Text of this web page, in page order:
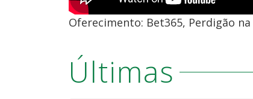
Oferecimento: Bet365, Perdigão
Últimas